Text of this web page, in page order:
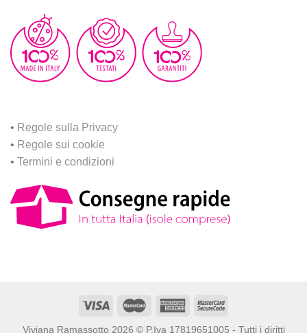
• Regole sulla Privacy
• Regole sui cookie
• Termini e condizioni
Viviana Ramassotto 2026 © P.Iva 17819651005 - Tutti i diritti